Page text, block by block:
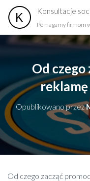
Konsultacje
Pomagamy firmom
Od czego
reklamę
Opublikowano przez
Od czego zacząć